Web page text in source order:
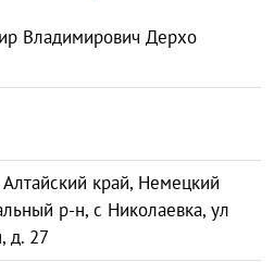
Владимирович Дерхо
край, Немецкий
р-н, с Николаевка, ул
д. 27